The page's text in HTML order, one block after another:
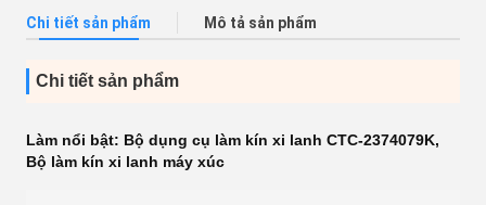
Chi tiết sản phẩm Mô tả sản phẩm
Chi tiết sản phẩm
Làm nổi bật: Bộ dụng cụ làm kín xi lanh CTC-2374079K,
Bộ làm kín xi lanh máy xúc